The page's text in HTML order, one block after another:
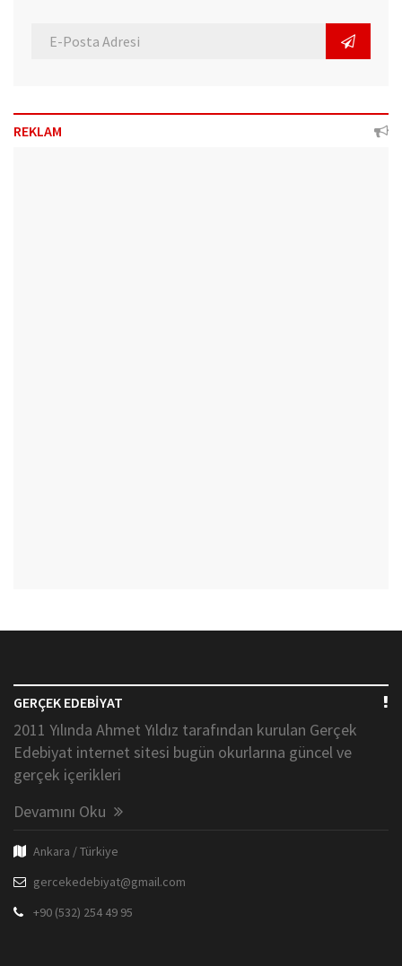
REKLAM
GERÇEK EDEBİYAT
2011 Yılında Ahmet Yıldız tarafından kurulan Gerçek
Edebiyat internet sitesi bugün okurlarına güncel ve
gerçek içerikleri
Devamını Oku
Ankara / Türkiye
gercekedebiyat@gmail.com
+90 (532) 254 49 95